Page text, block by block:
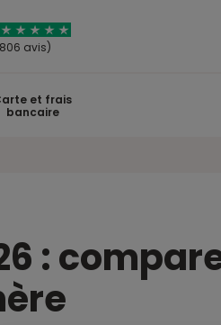
avis)
et frais
bancaire
: